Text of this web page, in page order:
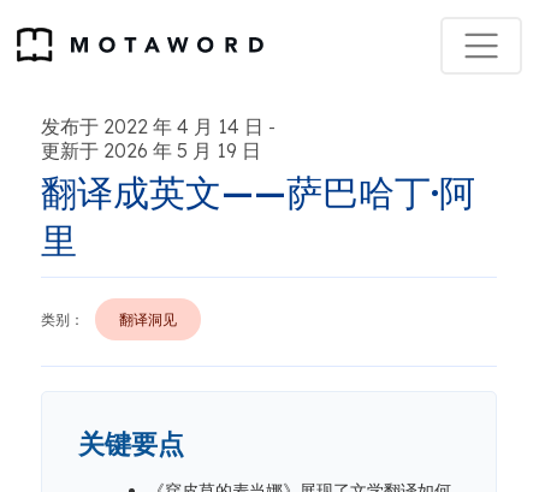
发布于 2022 年 4 月 14 日 -
更新于 2026 年 5 月 19 日
翻译成英文——萨巴哈丁·阿
里
类别： 翻译洞见
关键要点